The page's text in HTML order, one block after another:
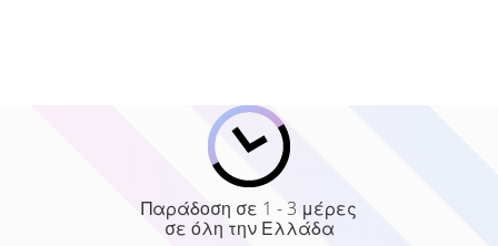
Παράδοση σε 1 - 3 μέρες
σε όλη την Ελλάδα